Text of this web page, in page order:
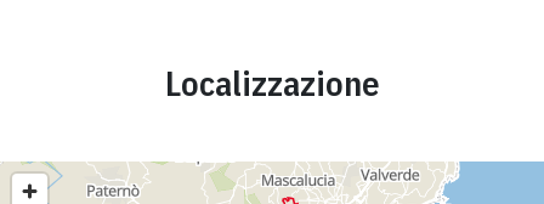
Localizzazione